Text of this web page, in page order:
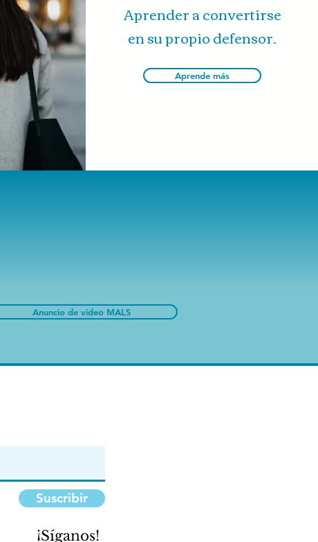
Aprender a convertirse
en su propio defensor.
Aprende más
Anuncio de video MALS
Suscribir
¡Síganos!